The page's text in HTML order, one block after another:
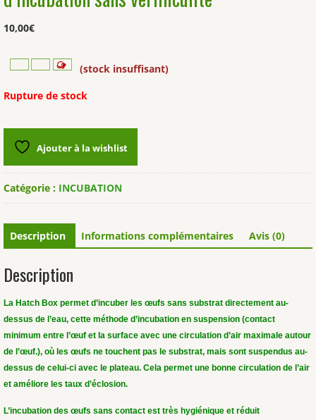
10,00€
(stock insuffisant)
Rupture de stock
Ajouter à la wishlist
Catégorie : INCUBATION
Description Informations complémentaires Avis (0)
Description
La Hatch Box permet d’incuber les œufs sans substrat directement au-
dessus de l’eau, cette méthode d’incubation en suspension (contact
minimum entre l’œuf et la surface avec une circulation d’air maximale autour
de l’œuf.), où les œufs ne touchent pas le substrat, mais sont suspendus au-
dessus de celui-ci avec le plateau. Cela permet une bonne circulation de l’air
et améliore les taux d’éclosion.
L’incubation des œufs sans contact est très hygiénique et réduit